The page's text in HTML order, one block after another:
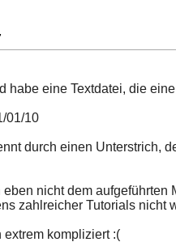
habe eine Textdatei, die
01/10
durch einen Unterstrich,
nicht dem
zahlreicher Tutorials nicht
kompliziert :(